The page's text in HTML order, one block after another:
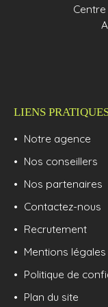
LIENS
Notre agence
Nos conseillers
Nos partenaires
Contactez-nous
Recrutement
Mentions légales
Politique de
Plan du site